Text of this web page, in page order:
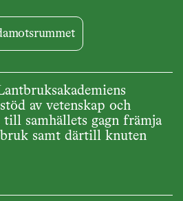
av vetenskap och
samhällets gagn främja
samt därtill knuten